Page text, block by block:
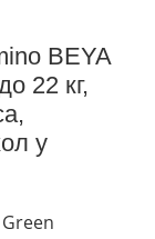
BEYA
22 кг,
у
Green